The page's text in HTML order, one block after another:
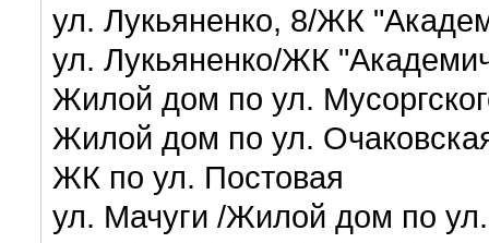
ул. Лукьяненко, 8/ЖК
ул. Лукьяненко/ЖК
Жилой дом по ул.
Жилой дом по ул.
ЖК по ул. Постовая
ул. Мачуги /Жилой дом по